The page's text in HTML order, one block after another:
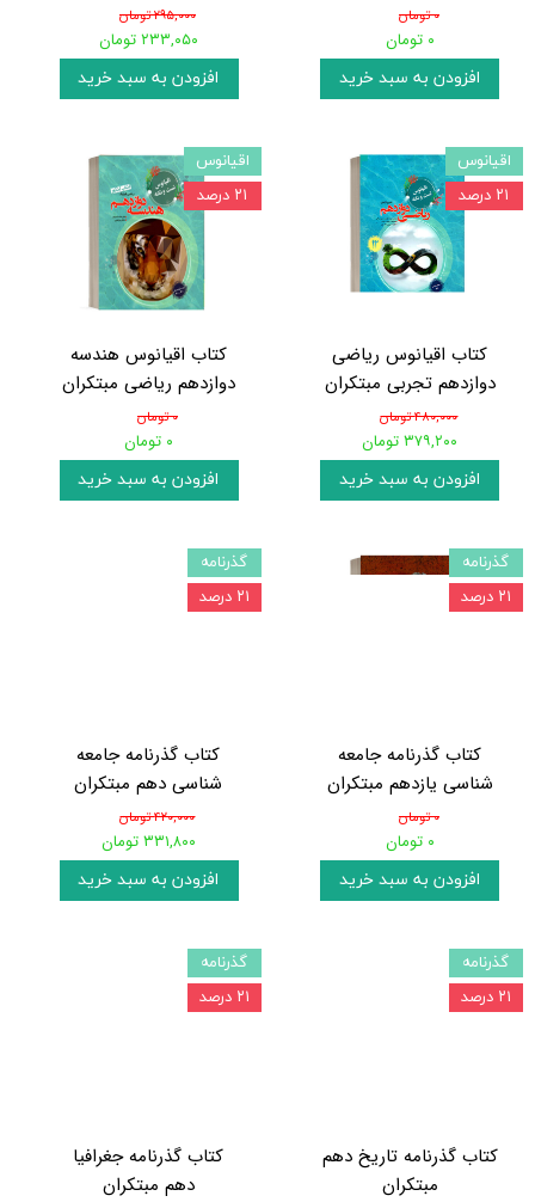
۰ تومان
۰ تومان
افزودن به سبد خرید
۲۹۵,۰۰۰ تومان
۲۳۳,۰۵۰ تومان
افزودن به سبد خرید
کتاب اقیانوس ریاضی
دوازدهم تجربی مبتکران
۴۸۰,۰۰۰ تومان
۳۷۹,۲۰۰ تومان
افزودن به سبد خرید
اقیانوس
۲۱ درصد
کتاب اقیانوس هندسه
دوازدهم ریاضی مبتکران
۰ تومان
۰ تومان
افزودن به سبد خرید
اقیانوس
۲۱ درصد
کتاب گذرنامه جامعه
شناسی یازدهم مبتکران
۰ تومان
۰ تومان
افزودن به سبد خرید
گذرنامه
۲۱ درصد
کتاب گذرنامه جامعه
شناسی دهم مبتکران
۴۲۰,۰۰۰ تومان
۳۳۱,۸۰۰ تومان
افزودن به سبد خرید
گذرنامه
۲۱ درصد
کتاب گذرنامه تاریخ دهم
مبتکران
گذرنامه
۲۱ درصد
کتاب گذرنامه جغرافیا
دهم مبتکران
گذرنامه
۲۱ درصد